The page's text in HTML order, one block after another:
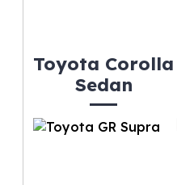
Toyota Corolla
Sedan